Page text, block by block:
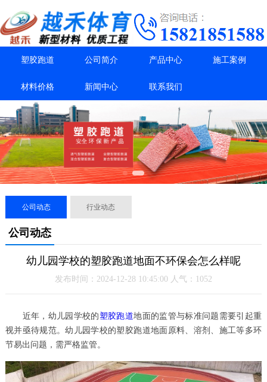
塑胶跑道 公司简介 产品中心 施工案例
材料价格 新闻中心 联系我们
公司动态 行业动态
公司动态
幼儿园学校的塑胶跑道地面不环保会怎么样呢
发布时间：2024-12-28 10:45:00 人气：1052
近年，幼儿园学校的 塑胶跑道地面的监管与标准问题需要引起重
视并亟待规范。幼儿园学校的塑胶跑道地面原料、溶剂、施工等多环
节易出问题，需严格监管。